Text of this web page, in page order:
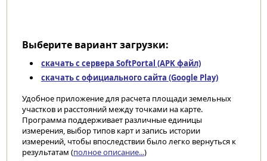
Выберите вариант загрузки:
скачать с сервера SoftPortal (APK файл)
скачать с официального сайта (Google Play)
Удобное приложение для расчета площади земельных
участков и расстояний между точками на карте.
Программа поддерживает различные единицы
измерения, выбор типов карт и запись истории
измерений, чтобы впоследствии было легко вернуться к
результатам (полное описание...)